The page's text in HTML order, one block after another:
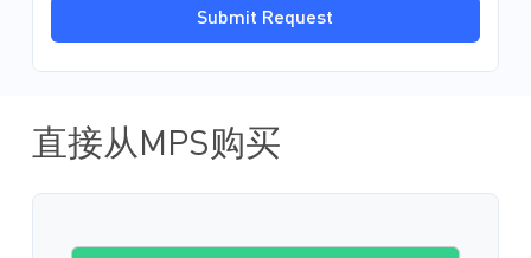
Submit Request
直接从MPS购买